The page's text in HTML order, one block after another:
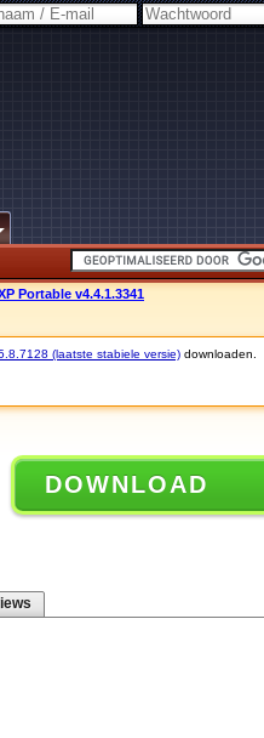
Portable v4.4.1.3341
(laatste stabiele versie) downloaden.
DOWNLOAD